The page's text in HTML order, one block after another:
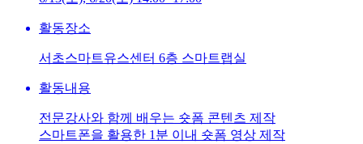
활동장소
서초스마트유스센터 6층 스마트랩실
활동내용
전문강사와 함께 배우는 숏폼 콘텐츠 제작
스마트폰을 활용한 1분 이내 숏폼 영상 제작